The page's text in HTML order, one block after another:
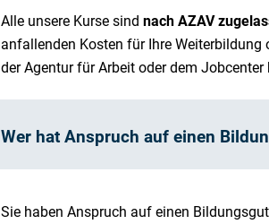
Alle unsere Kurse sind nach AZAV
anfallenden Kosten für Ihre
der Agentur für Arbeit oder dem
Wer hat Anspruch auf einen
Sie haben Anspruch auf einen